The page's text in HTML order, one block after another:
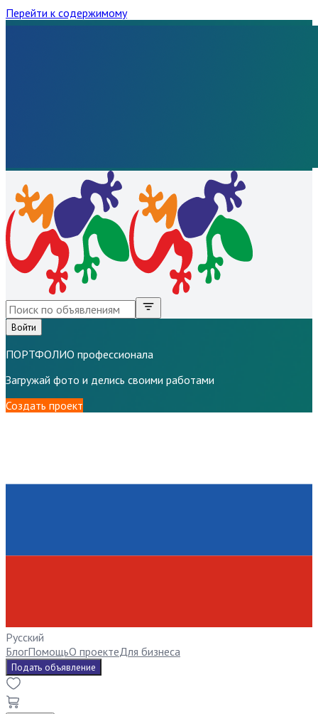
Перейти к содержимому
Войти
ПОРТФОЛИО профессионала
Загружай фото и делись своими работами
Создать проект
Русский
БлогПомощьО проектеДля бизнеса
Подать объявление